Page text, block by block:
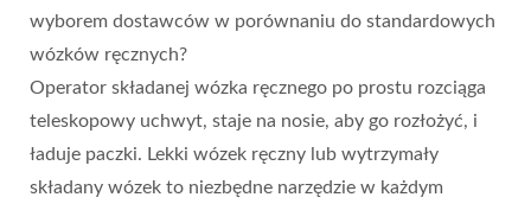
wyborem dostawców w porównaniu do standardowych
wózków ręcznych?
Operator składanej wózka ręcznego po prostu rozciąga
teleskopowy uchwyt, staje na nosie, aby go rozłożyć, i
ładuje paczki. Lekki wózek ręczny lub wytrzymały
składany wózek to niezbędne narzędzie w każdym